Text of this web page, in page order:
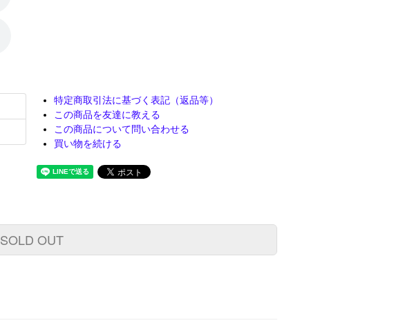
特定商取引法に基づく表記（返品等）
この商品を友達に教える
この商品について問い合わせる
買い物を続ける
SOLD OUT